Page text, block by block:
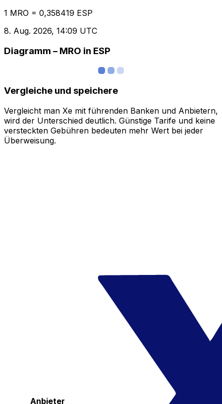
1 MRO = 0,358419 ESP
8. Aug. 2026, 14:09 UTC
Diagramm – MRO in ESP
Vergleiche und speichere
Vergleicht man Xe mit führenden Banken und Anbietern,
wird der Unterschied deutlich. Günstige Tarife und keine
versteckten Gebühren bedeuten mehr Wert bei jeder
Überweisung.
Anbieter